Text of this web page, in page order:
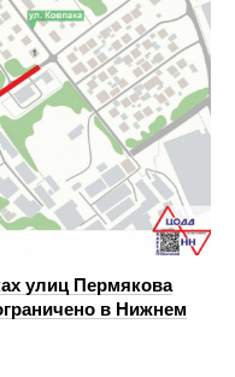
улиц Пермякова
в Нижнем